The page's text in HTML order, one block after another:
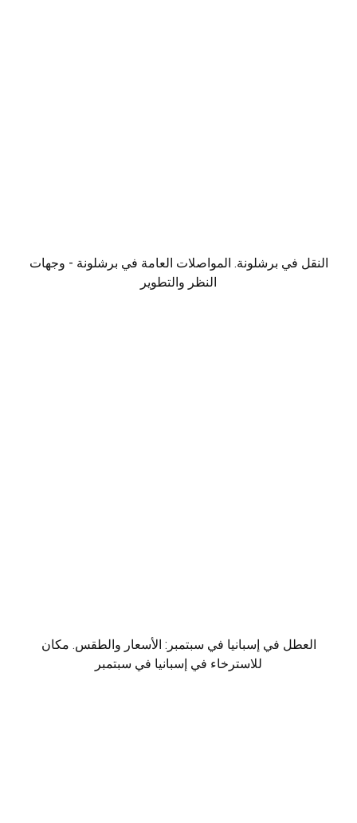
النقل في برشلونة. المواصلات العامة في برشلونة - وجهات
النظر والتطوير
العطل في إسبانيا في سبتمبر: الأسعار والطقس. مكان
للاسترخاء في إسبانيا في سبتمبر